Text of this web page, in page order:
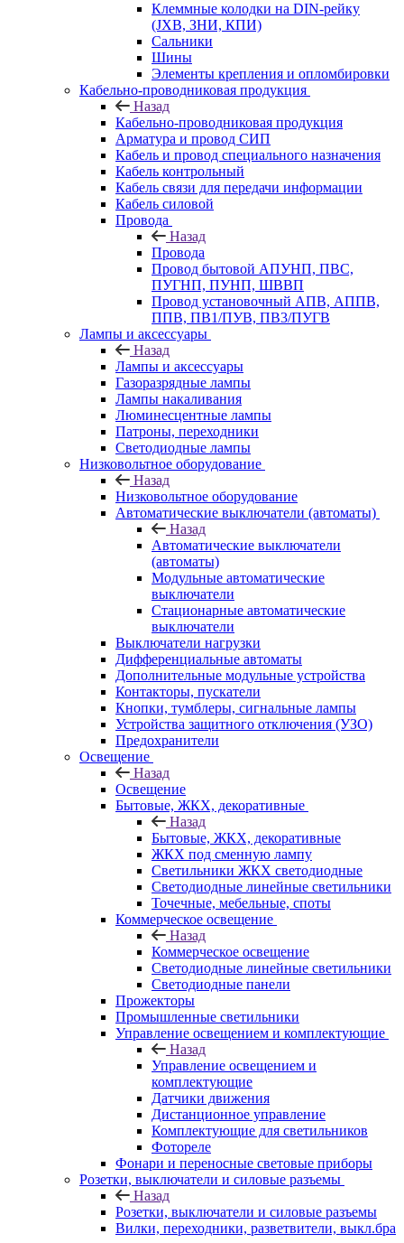
Клеммные колодки на DIN-рейку
(JXB, ЗНИ, КПИ)
Сальники
Шины
Элементы крепления и опломбировки
Кабельно-проводниковая продукция
Назад
Кабельно-проводниковая продукция
Арматура и провод СИП
Кабель и провод специального назначения
Кабель контрольный
Кабель связи для передачи информации
Кабель силовой
Провода
Назад
Провода
Провод бытовой АПУНП, ПВС,
ПУГНП, ПУНП, ШВВП
Провод установочный АПВ, АППВ,
ППВ, ПВ1/ПУВ, ПВ3/ПУГВ
Лампы и аксессуары
Назад
Лампы и аксессуары
Газоразрядные лампы
Лампы накаливания
Люминесцентные лампы
Патроны, переходники
Светодиодные лампы
Низковольтное оборудование
Назад
Низковольтное оборудование
Автоматические выключатели (автоматы)
Назад
Автоматические выключатели
(автоматы)
Модульные автоматические
выключатели
Стационарные автоматические
выключатели
Выключатели нагрузки
Дифференциальные автоматы
Дополнительные модульные устройства
Контакторы, пускатели
Кнопки, тумблеры, сигнальные лампы
Устройства защитного отключения (УЗО)
Предохранители
Освещение
Назад
Освещение
Бытовые, ЖКХ, декоративные
Назад
Бытовые, ЖКХ, декоративные
ЖКХ под сменную лампу
Светильники ЖКХ светодиодные
Светодиодные линейные светильники
Точечные, мебельные, споты
Коммерческое освещение
Назад
Коммерческое освещение
Светодиодные линейные светильники
Светодиодные панели
Прожекторы
Промышленные светильники
Управление освещением и комплектующие
Назад
Управление освещением и
комплектующие
Датчики движения
Дистанционное управление
Комплектующие для светильников
Фотореле
Фонари и переносные световые приборы
Розетки, выключатели и силовые разъемы
Назад
Розетки, выключатели и силовые разъемы
Вилки, переходники, разветвители, выкл.бра